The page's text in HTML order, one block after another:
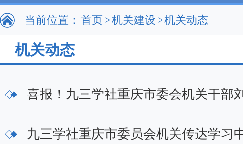
当前位置： 首页 >机关建设 >机关动态
机关动态
喜报！九三学社重庆市委会机关干部
九三学社重庆市委员会机关传达学习